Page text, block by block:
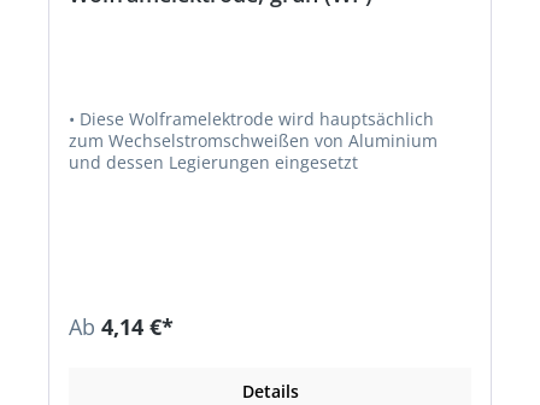
• Diese Wolframelektrode wird hauptsächlich
zum Wechselstromschweißen von Aluminium
und dessen Legierungen eingesetzt
Ab 4,14 €*
Details